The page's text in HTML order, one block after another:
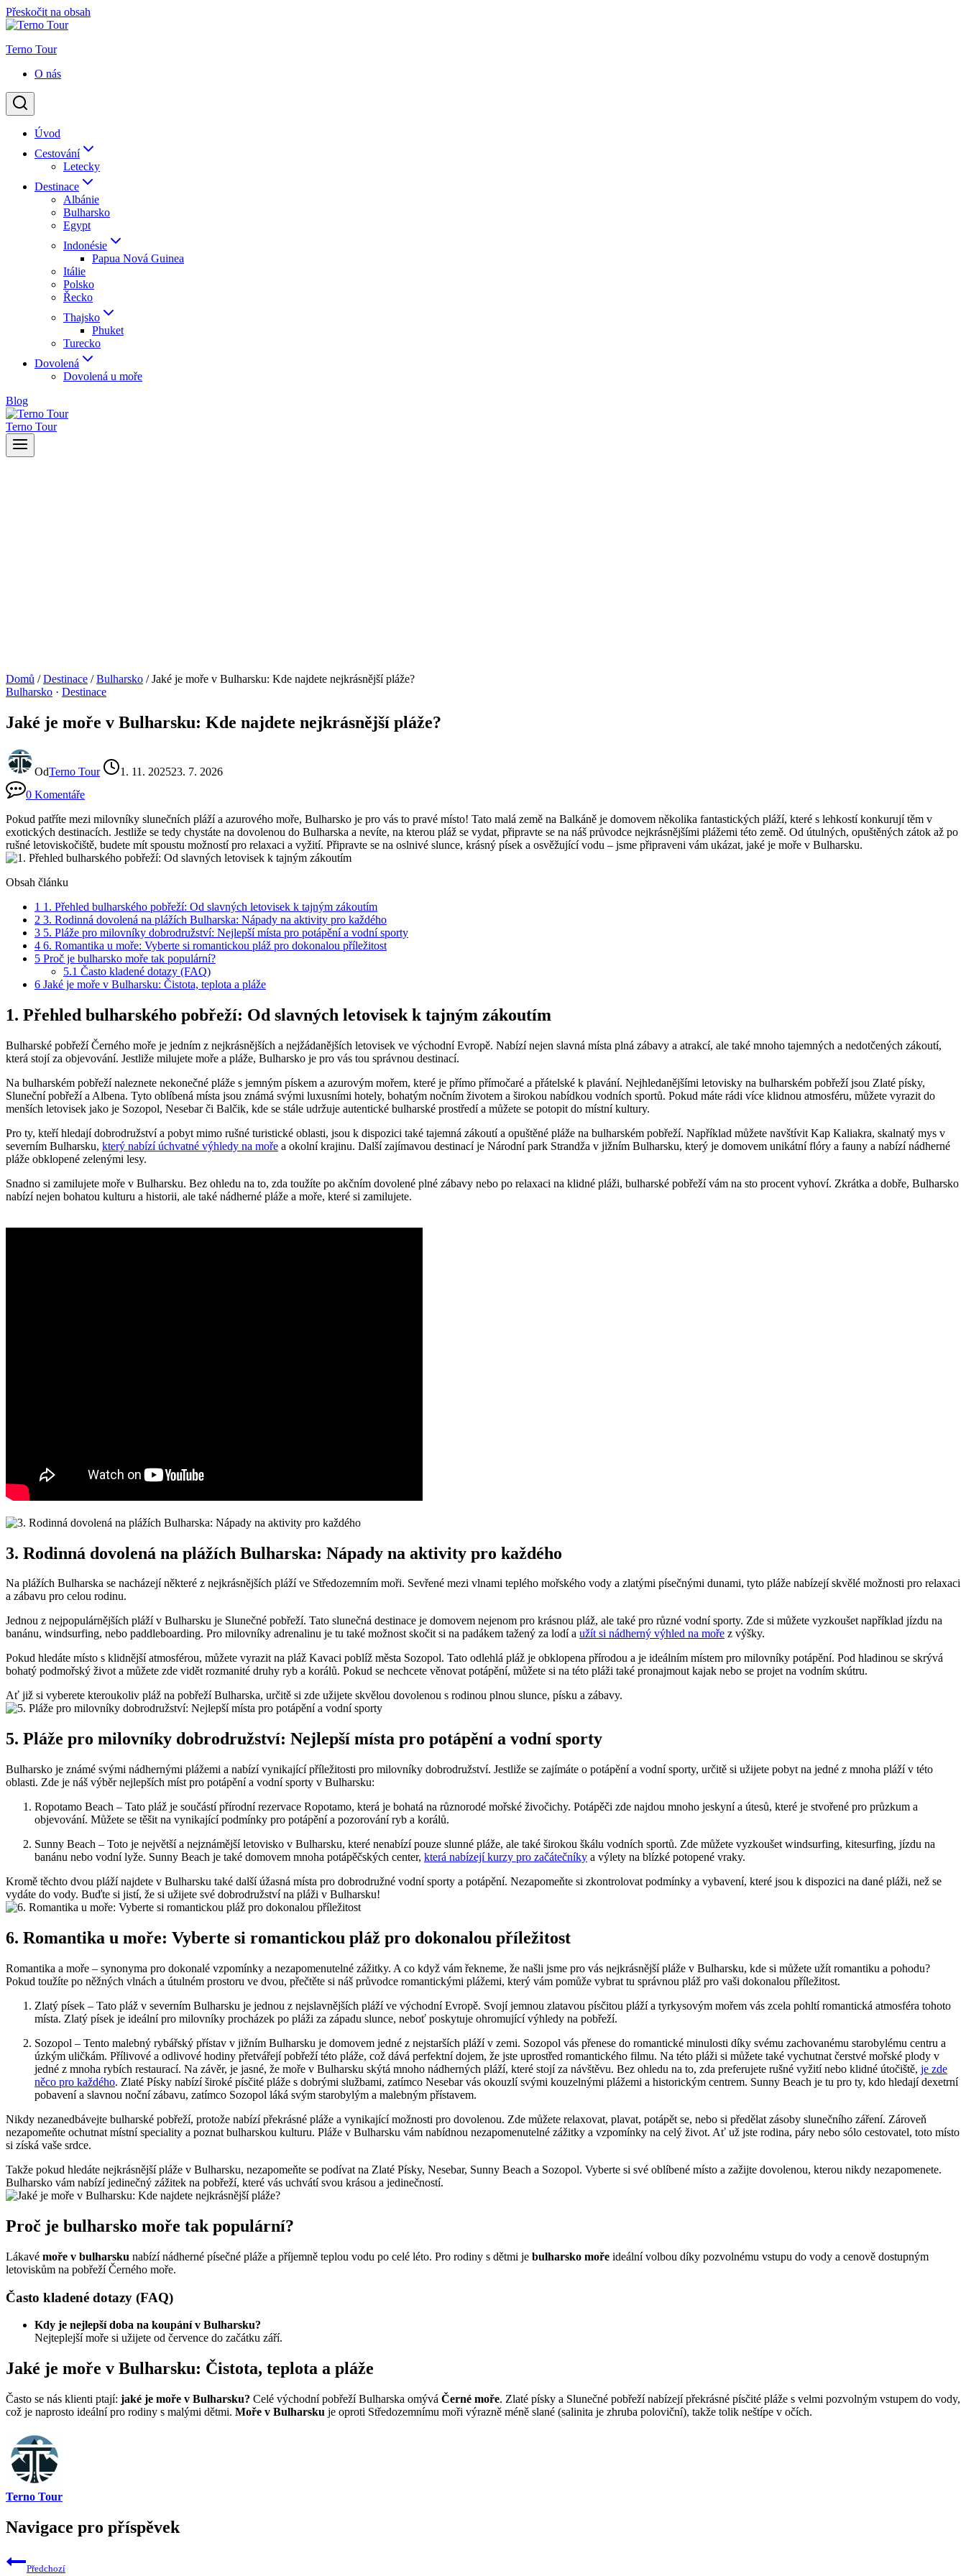
Přeskočit na obsah
Terno Tour
O nás
Úvod
Cestování
Letecky
Destinace
Albánie
Bulharsko
Egypt
Indonésie
Papua Nová Guinea
Itálie
Polsko
Řecko
Thajsko
Phuket
Turecko
Dovolená
Dovolená u moře
Blog
Terno Tour
Domů / Destinace / Bulharsko / Jaké je moře v Bulharsku: Kde najdete nejkrásnější pláže?
Bulharsko · Destinace
Jaké je moře v Bulharsku: Kde najdete nejkrásnější pláže?
OdTerno Tour 1. 11. 202523. 7. 2026
0 Komentáře
Pokud patříte mezi milovníky slunečních pláží a azurového moře, Bulharsko je pro vás to pravé místo! Tato malá země na Balkáně je domovem několika fantastických pláží, které s lehkostí konkurují těm v
exotických destinacích. Jestliže se tedy chystáte na dovolenou do Bulharska a nevíte, na kterou pláž se vydat, připravte se na náš průvodce nejkrásnějšími plážemi této země. Od útulných, opuštěných zátok až po
rušné letoviskočiště, budete mít spoustu možností pro relaxaci a vyžití. Připravte se na oslnivé slunce, krásný písek a osvěžující vodu – jsme připraveni vám ukázat, jaké je moře v Bulharsku.
Obsah článku
1 1. Přehled bulharského pobřeží: Od slavných letovisek k tajným zákoutím
2 3. Rodinná dovolená na plážích Bulharska: Nápady na aktivity pro každého
3 5. Pláže pro milovníky dobrodružství: Nejlepší místa pro potápění a vodní sporty
4 6. Romantika u moře: Vyberte si romantickou pláž pro dokonalou příležitost
5 Proč je bulharsko moře tak populární?
5.1 Často kladené dotazy (FAQ)
6 Jaké je moře v Bulharsku: Čistota, teplota a pláže
1. Přehled bulharského pobřeží: Od slavných letovisek k tajným zákoutím
Bulharské pobřeží Černého moře je jedním z nejkrásnějších a nejžádanějších letovisek ve východní Evropě. Nabízí nejen slavná místa plná zábavy a atrakcí, ale také mnoho tajemných a nedotčených zákoutí,
která stojí za objevování. Jestliže milujete moře a pláže, Bulharsko je pro vás tou správnou destinací.
Na bulharském pobřeží naleznete nekonečné pláže s jemným pískem a azurovým mořem, které je přímo přímočaré a přátelské k plavání. Nejhledanějšími letovisky na bulharském pobřeží jsou Zlaté písky,
Sluneční pobřeží a Albena. Tyto oblíbená místa jsou známá svými luxusními hotely, bohatým nočním životem a širokou nabídkou vodních sportů. Pokud máte rádi více klidnou atmosféru, můžete vyrazit do
menších letovisek jako je Sozopol, Nesebar či Balčik, kde se stále udržuje autentické bulharské prostředí a můžete se potopit do místní kultury.
Pro ty, kteří hledají dobrodružství a pobyt mimo rušné turistické oblasti, jsou k dispozici také tajemná zákoutí a opuštěné pláže na bulharském pobřeží. Například můžete navštívit Kap Kaliakra, skalnatý mys v
severním Bulharsku, který nabízí úchvatné výhledy na moře a okolní krajinu. Další zajímavou destinací je Národní park Strandža v jižním Bulharsku, který je domovem unikátní flóry a fauny a nabízí nádherné
pláže obklopené zelenými lesy.
Snadno si zamilujete moře v Bulharsku. Bez ohledu na to, zda toužíte po akčním dovolené plné zábavy nebo po relaxaci na klidné pláži, bulharské pobřeží vám na sto procent vyhoví. Zkrátka a dobře, Bulharsko
nabízí nejen bohatou kulturu a historii, ale také nádherné pláže a moře, které si zamilujete.
3. Rodinná dovolená na plážích Bulharska: Nápady na aktivity pro každého
Na plážích Bulharska se nacházejí některé z nejkrásnějších pláží ve Středozemním moři. Sevřené mezi vlnami teplého mořského vody a zlatými písečnými dunami, tyto pláže nabízejí skvělé možnosti pro relaxaci
a zábavu pro celou rodinu.
Jednou z nejpopulárnějších pláží v Bulharsku je Slunečné pobřeží. Tato slunečná destinace je domovem nejenom pro krásnou pláž, ale také pro různé vodní sporty. Zde si můžete vyzkoušet například jízdu na
banánu, windsurfing, nebo paddleboarding. Pro milovníky adrenalinu je tu také možnost skočit si na padákem tažený za lodí a užít si nádherný výhled na moře z výšky.
Pokud hledáte místo s klidnější atmosférou, můžete vyrazit na pláž Kavaci poblíž města Sozopol. Tato odlehlá pláž je obklopena přírodou a je ideálním místem pro milovníky potápění. Pod hladinou se skrývá
bohatý podmořský život a můžete zde vidět rozmanité druhy ryb a korálů. Pokud se nechcete věnovat potápění, můžete si na této pláži také pronajmout kajak nebo se projet na vodním skútru.
Ať již si vyberete kteroukoliv pláž na pobřeží Bulharska, určitě si zde užijete skvělou dovolenou s rodinou plnou slunce, písku a zábavy.
5. Pláže pro milovníky dobrodružství: Nejlepší místa pro potápění a vodní sporty
Bulharsko je známé svými nádhernými plážemi a nabízí vynikající příležitosti pro milovníky dobrodružství. Jestliže se zajímáte o potápění a vodní sporty, určitě si užijete pobyt na jedné z mnoha pláží v této
oblasti. Zde je náš výběr nejlepších míst pro potápění a vodní sporty v Bulharsku:
Ropotamo Beach – Tato pláž je součástí přírodní rezervace Ropotamo, která je bohatá na různorodé mořské živočichy. Potápěči zde najdou mnoho jeskyní a útesů, které je stvořené pro průzkum a
objevování. Můžete se těšit na vynikající podmínky pro potápění a pozorování ryb a korálů.
Sunny Beach – Toto je největší a nejznámější letovisko v Bulharsku, které nenabízí pouze slunné pláže, ale také širokou škálu vodních sportů. Zde můžete vyzkoušet windsurfing, kitesurfing, jízdu na
banánu nebo vodní lyže. Sunny Beach je také domovem mnoha potápěčských center, která nabízejí kurzy pro začátečníky a výlety na blízké potopené vraky.
Kromě těchto dvou pláží najdete v Bulharsku také další úžasná místa pro dobrodružné vodní sporty a potápění. Nezapomeňte si zkontrolovat podmínky a vybavení, které jsou k dispozici na dané pláži, než se
vydáte do vody. Buďte si jistí, že si užijete své dobrodružství na pláži v Bulharsku!
6. Romantika u moře: Vyberte si romantickou pláž pro dokonalou příležitost
Romantika a moře – synonyma pro dokonalé vzpomínky a nezapomenutelné zážitky. A co když vám řekneme, že našli jsme pro vás nejkrásnější pláže v Bulharsku, kde si můžete užít romantiku a pohodu?
Pokud toužíte po něžných vlnách a útulném prostoru ve dvou, přečtěte si náš průvodce romantickými plážemi, který vám pomůže vybrat tu správnou pláž pro vaši dokonalou příležitost.
Zlatý písek – Tato pláž v severním Bulharsku je jednou z nejslavnějších pláží ve východní Evropě. Svojí jemnou zlatavou písčitou pláží a tyrkysovým mořem vás zcela pohltí romantická atmosféra tohoto
místa. Zlatý písek je ideální pro milovníky procházek po pláži za západu slunce, neboť poskytuje ohromující výhledy na pobřeží.
Sozopol – Tento malebný rybářský přístav v jižním Bulharsku je domovem jedné z nejstarších pláží v zemi. Sozopol vás přenese do romantické minulosti díky svému zachovanému starobylému centru a
úzkým uličkám. Přílivové a odlivové hodiny přetvářejí pobřeží této pláže, což dává perfektní dojem, že jste uprostřed romantického filmu. Na této pláži si můžete také vychutnat čerstvé mořské plody v
jedné z mnoha rybích restaurací. Na závěr, je jasné, že moře v Bulharsku skýtá mnoho nádherných pláží, které stojí za návštěvu. Bez ohledu na to, zda preferujete rušné vyžití nebo klidné útočiště, je zde
něco pro každého. Zlaté Písky nabízí široké písčité pláže s dobrými službami, zatímco Nesebar vás okouzlí svými kouzelnými plážemi a historickým centrem. Sunny Beach je tu pro ty, kdo hledají dexetrní
pobavení a slavnou noční zábavu, zatímco Sozopol láká svým starobylým a malebným přístavem.
Nikdy nezanedbávejte bulharské pobřeží, protože nabízí překrásné pláže a vynikající možnosti pro dovolenou. Zde můžete relaxovat, plavat, potápět se, nebo si předělat zásoby slunečního záření. Zároveň
nezapomeňte ochutnat místní speciality a poznat bulharskou kulturu. Pláže v Bulharsku vám nabídnou nezapomenutelné zážitky a vzpomínky na celý život. Ať už jste rodina, páry nebo sólo cestovatel, toto místo
si získá vaše srdce.
Takže pokud hledáte nejkrásnější pláže v Bulharsku, nezapomeňte se podívat na Zlaté Písky, Nesebar, Sunny Beach a Sozopol. Vyberte si své oblíbené místo a zažijte dovolenou, kterou nikdy nezapomenete.
Bulharsko vám nabízí jedinečný zážitek na pobřeží, které vás uchvátí svou krásou a jedinečností.
Proč je bulharsko moře tak populární?
Lákavé moře v bulharsku nabízí nádherné písečné pláže a příjemně teplou vodu po celé léto. Pro rodiny s dětmi je bulharsko moře ideální volbou díky pozvolnému vstupu do vody a cenově dostupným
letoviskům na pobřeží Černého moře.
Často kladené dotazy (FAQ)
Kdy je nejlepší doba na koupání v Bulharsku?
Nejteplejší moře si užijete od července do začátku září.
Jaké je moře v Bulharsku: Čistota, teplota a pláže
Často se nás klienti ptají: jaké je moře v Bulharsku? Celé východní pobřeží Bulharska omývá Černé moře. Zlaté písky a Slunečné pobřeží nabízejí překrásné písčité pláže s velmi pozvolným vstupem do vody,
což je naprosto ideální pro rodiny s malými dětmi. Moře v Bulharsku je oproti Středozemnímu moři výrazně méně slané (salinita je zhruba poloviční), takže tolik neštípe v očích.
Terno Tour
Navigace pro příspěvek
Předchozí